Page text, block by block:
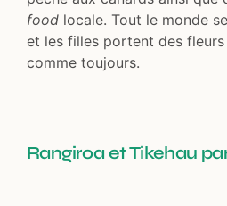
food locale. Tout le monde
et les filles portent des fleurs
comme toujours.
Rangiroa et Tikehau